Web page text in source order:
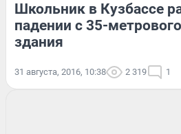
Школьник в Кузбассе
падении с 35-
здания
31 августа, 2016, 10:38 2 319 1